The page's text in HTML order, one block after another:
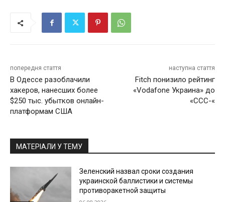
попередня стаття
В Одессе разоблачили
хакеров, нанесших более
$250 тыс. убытков онлайн-
платформам США
наступна стаття
Fitch понизило рейтинг
«Vodafone Украина» до
«CCC-«
МАТЕРІАЛИ У ТЕМУ
Зеленский назвал сроки создания
украинской баллистики и системы
противоракетной защиты